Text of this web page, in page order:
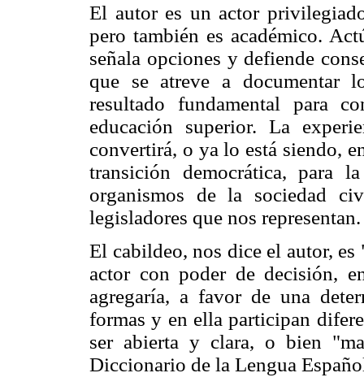
El autor es un actor
pero también es académico.
señala opciones y defiende
que se atreve a documentar
resultado fundamental para
educación superior. La
convertirá, o ya lo está siendo,
transición democrática, para
organismos de la sociedad
legisladores que nos representan.
El cabildeo, nos dice el autor,
actor con poder de decisión,
agregaría, a favor de una
formas y en ella participan
ser abierta y clara, o bien
Diccionario de la Lengua